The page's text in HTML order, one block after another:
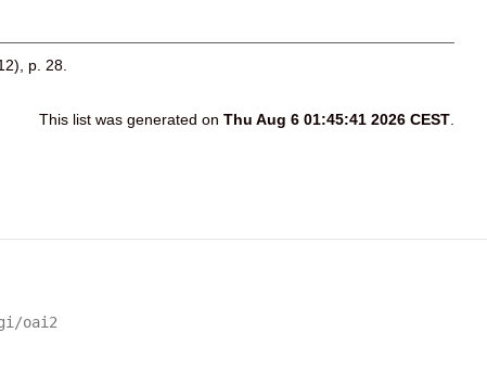
p. 28.
This list was generated on Thu Aug 6 01:45:41 2026 CEST.
oai2